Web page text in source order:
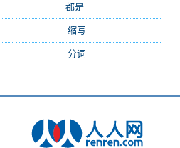
都是(1077)
缩写
分词